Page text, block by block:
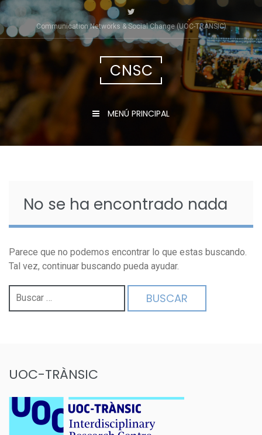
Saltar
al
contenido
Communication Networks & Social Change (UOC-TRÀNSIC)
CNSC
MENÚ PRINCIPAL
No se ha encontrado nada
Parece que no podemos encontrar lo que estas buscando.
Tal vez, continuar buscando pueda ayudar.
Buscar:
UOC-TRÀNSIC